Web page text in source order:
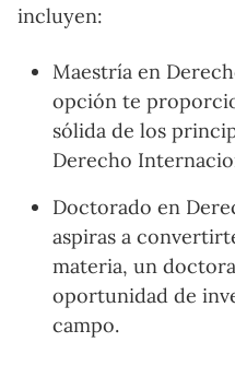
incluyen:
Maestría en
opción te
sólida de los
Derecho
Doctorado en
aspiras a
materia, un
oportunidad de
campo.